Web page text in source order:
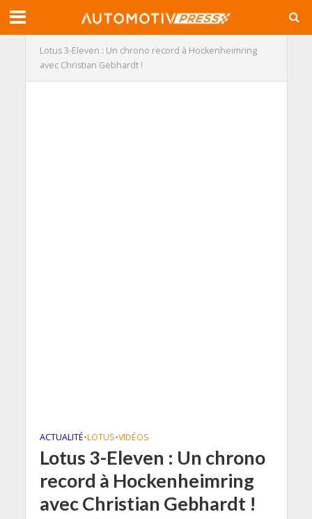
Lotus 3-Eleven : Un chrono record à Hockenheimring
avec Christian Gebhardt !
ACTUALITÉ•LOTUS•VIDÉOS
Lotus 3-Eleven : Un chrono
record à Hockenheimring
avec Christian Gebhardt !